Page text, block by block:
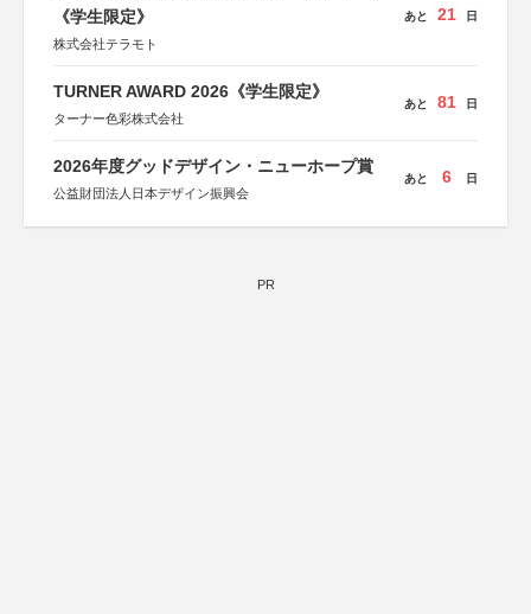
《学生限定》
株式会社テラモト
あと 21 日
TURNER AWARD 2026《学生限定》
ターナー色彩株式会社
あと 81 日
2026年度グッドデザイン・ニューホープ賞
公益財団法人日本デザイン振興会
あと 6 日
PR